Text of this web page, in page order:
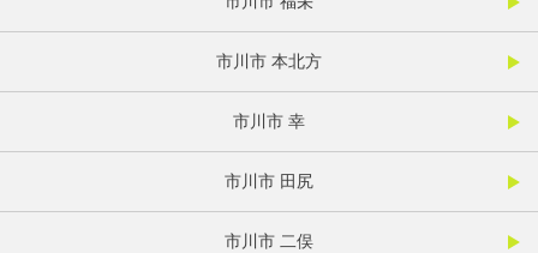
市川市 本北方
市川市 幸
市川市 田尻
市川市 二俣